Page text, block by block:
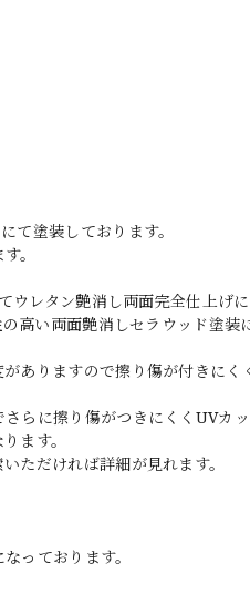
て塗装しております。
。
レタン艶消し両面完全仕上げに
高い両面艶消しセラウッド塗装
ありますので擦り傷が付きにく
らに擦り傷がつきにくくUVカ
ます。
ただければ詳細が見れます。
っております。